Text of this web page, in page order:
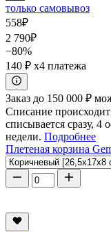
только самовывоз
558₽
2 790₽
−80%
140 ₽ x4 платежа
Заказ до 150 000 ₽
Списание
списывается сразу, 4
недели. Подробнее
Плетеная корзина